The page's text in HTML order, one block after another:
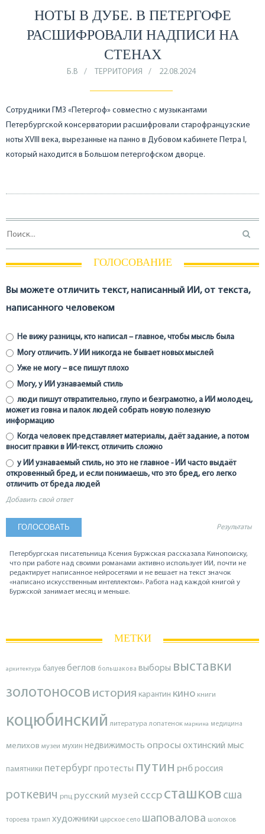
НОТЫ В ДУБЕ. В ПЕТЕРГОФЕ
РАСШИФРОВАЛИ НАДПИСИ НА
СТЕНАХ
Б.В ТЕРРИТОРИЯ 22.08.2024
Сотрудники ГМЗ «Петергоф» совместно с музыкантами
Петербургской консерватории расшифровали старофранцузские
ноты XVIII века, вырезанные на панно в Дубовом кабинете Петра I,
который находится в Большом петергофском дворце.
ГОЛОСОВАНИЕ
Вы можете отличить текст, написанный ИИ, от текста,
написанного человеком
Не вижу разницы, кто написал – главное, чтобы мысль была
Могу отличить. У ИИ никогда не бывает новых мыслей
Уже не могу – все пишут плохо
Могу, у ИИ узнаваемый стиль
люди пишут отвратительно, глупо и безграмотно, а ИИ молодец,
может из говна и палок людей собрать новую полезную
информацию
Когда человек представляет материалы, даёт задание, а потом
вносит правки в ИИ-текст, отличить сложно
у ИИ узнаваемый стиль, но это не главное - ИИ часто выдаёт
откровенный бред, и если понимаешь, что это бред, его легко
отличить от бреда людей
Добавить свой ответ
Результаты
Петербургская писательница Ксения Буржская рассказала Кинопоиску,
что при работе над своими романами активно использует ИИ, почти не
редактирует написанное нейросетями и не вешает на текст значок
«написано искусственным интеллектом». Работа над каждой книгой у
Буржской занимает месяц и меньше.
МЕТКИ
архитектура балуев беглов большакова выборы выставки
золотоносов история карантин кино книги
коцюбинский литература лопатенок маркина медицина
мелихов музеи мухин недвижимость опросы охтинский мыс
памятники петербургпротесты путин рнброссия
роткевич рпц русский музей ссср сташков сша
тороева трамп художники царское село шаповалова шолохов